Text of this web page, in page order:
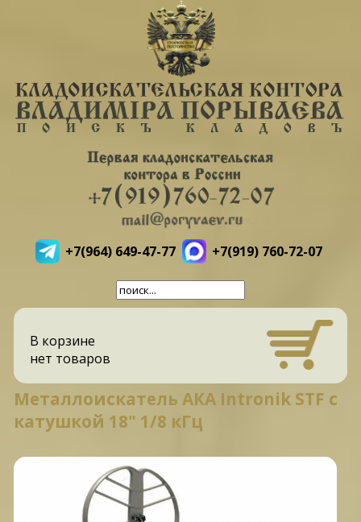
+7(964) 649-47-77 +7(919) 760-72-07
В корзине
нет товаров
Металлоискатель АКА Intronik STF c
катушкой 18" 1/8 кГц